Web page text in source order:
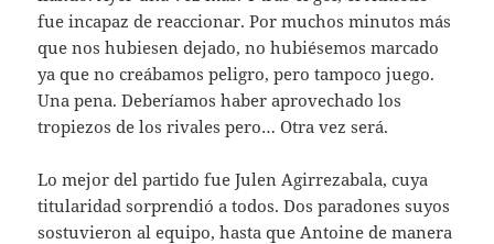
fue incapaz de reaccionar. Por muchos minutos más
que nos hubiesen dejado, no hubiésemos marcado
ya que no creábamos peligro, pero tampoco juego.
Una pena. Deberíamos haber aprovechado los
tropiezos de los rivales pero… Otra vez será.
Lo mejor del partido fue Julen Agirrezabala, cuya
titularidad sorprendió a todos. Dos paradones suyos
sostuvieron al equipo, hasta que Antoine de manera